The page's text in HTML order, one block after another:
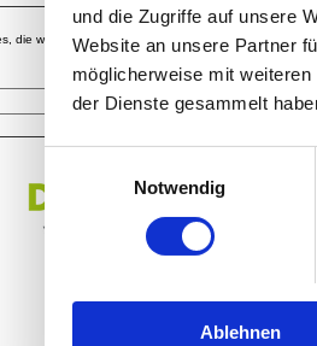
und die Zugriffe auf unsere
Website an unsere Partner
möglicherweise mit
der Dienste gesammelt
Notwendig
Ablehnen
die wir gerade versuchen zu klassifizieren, zusammen
Anbieter
Azure